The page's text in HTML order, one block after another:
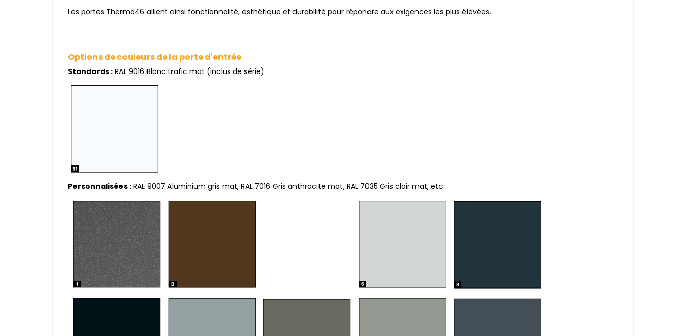
Les portes Thermo46 allient ainsi fonctionnalité, esthétique et durabilité pour répondre aux exigences les plus élevées.
Options de couleurs de la porte d'entrée
Standards : RAL 9016 Blanc trafic mat (inclus de série).
Personnalisées : RAL 9007 Aluminium gris mat, RAL 7016 Gris anthracite mat, RAL 7035 Gris clair mat, etc.